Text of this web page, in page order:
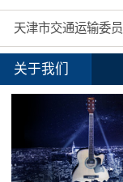
关于我们